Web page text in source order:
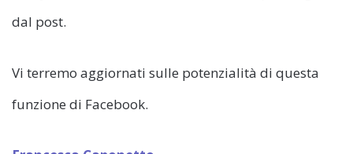
dal post.
Vi terremo aggiornati sulle potenzialità di questa
funzione di Facebook.